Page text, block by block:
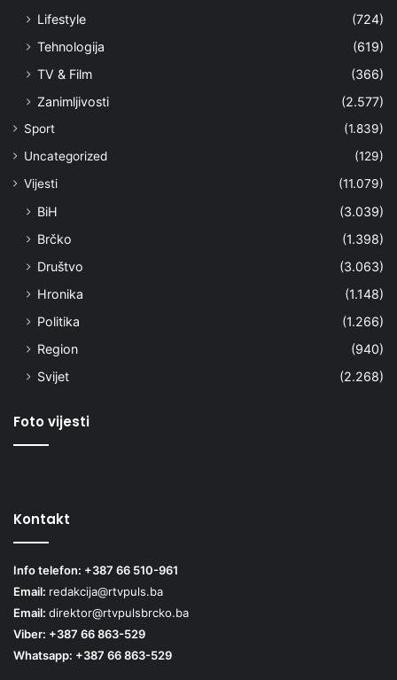
Lifestyle
(724)
Tehnologija
(619)
TV & Film
(366)
Zanimljivosti
(2.577)
Sport
(1.839)
Uncategorized
(129)
Vijesti
(11.079)
BiH
(3.039)
Brčko
(1.398)
Društvo
(3.063)
Hronika
(1.148)
Politika
(1.266)
Region
(940)
Svijet
(2.268)
Foto vijesti
Kontakt
Info telefon: +387 66 510-961
Email: redakcija@rtvpuls.ba
Email: direktor@rtvpulsbrcko.ba
Viber: +387 66 863-529
Whatsapp: +387 66 863-529